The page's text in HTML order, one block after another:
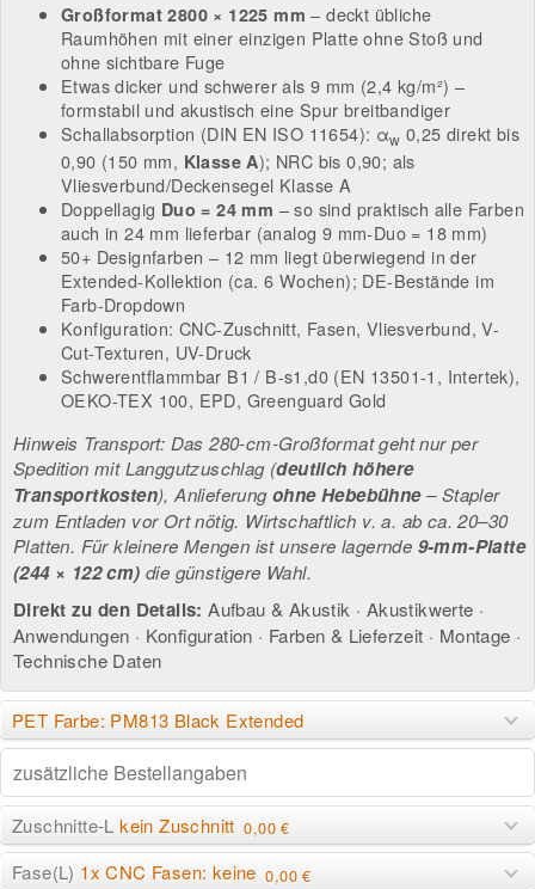
Großformat 2800 × 1225 mm – deckt übliche
Raumhöhen mit einer einzigen Platte ohne Stoß und
ohne sichtbare Fuge
Etwas dicker und schwerer als 9 mm (2,4 kg/m²) –
formstabil und akustisch eine Spur breitbandiger
Schallabsorption (DIN EN ISO 11654): αw 0,25 direkt bis
0,90 (150 mm, Klasse A); NRC bis 0,90; als
Vliesverbund/Deckensegel Klasse A
Doppellagig Duo = 24 mm – so sind praktisch alle Farben
auch in 24 mm lieferbar (analog 9 mm-Duo = 18 mm)
50+ Designfarben – 12 mm liegt überwiegend in der
Extended-Kollektion (ca. 6 Wochen); DE-Bestände im
Farb-Dropdown
Konfiguration: CNC-Zuschnitt, Fasen, Vliesverbund, V-
Cut-Texturen, UV-Druck
Schwerentflammbar B1 / B-s1,d0 (EN 13501-1, Intertek),
OEKO-TEX 100, EPD, Greenguard Gold
Hinweis Transport: Das 280-cm-Großformat geht nur per
Spedition mit Langgutzuschlag (deutlich höhere
Transportkosten), Anlieferungohne Hebebühne– Stapler
zum Entladen vor Ort nötig. Wirtschaftlich v. a. ab ca. 20–30
Platten. Für kleinere Mengen ist unsere lagernde 9-mm-Platte
(244 × 122 cm) die günstigere Wahl.
Direkt zu den Details: Aufbau & Akustik · Akustikwerte ·
Anwendungen · Konfiguration · Farben & Lieferzeit · Montage ·
Technische Daten
PET Farbe: PM813 Black Extended
Zuschnitte-Lkein Zuschnitt 0,00 €
Fase(L) 1x CNC Fasen: keine 0,00 €